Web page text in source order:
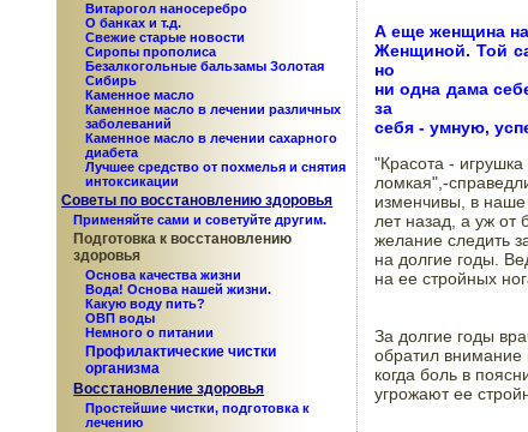
Витарогол наносеребро
О банках и т.д.
Свежие старые новости
Сиропы прополиса
Безалкогольные бальзамы Золотая
Сибирь
Каменное масло
Каменное масло в лечении различных
заболеваний
Каменное масло в лечении сахарного
диабета
Лучшее средство от похмелья и снятия
интоксикации
Советы по восстановлению здоровья
Применяйте сами и советуйте другим.
Подготовка к восстановлению
здоровья
Основа качества жизни
Вода! Основа нашей жизни.
Какую воду пить?
ОВП воды
Немного о питании
Профилактические чистки
организма
Восстановление здоровья
Простейшие чистки, подготовка к
лечению
А еще женщина
Женщиной. Той
но
ни одна дама
за
себя - умную,
"Красота - игрушка
ломкая",-
изменчивы, в наше
лет назад, а уж от
желание следить
на долгие годы.
на ее стройных
За долгие годы
обратил внимание
когда боль в
угрожают ее